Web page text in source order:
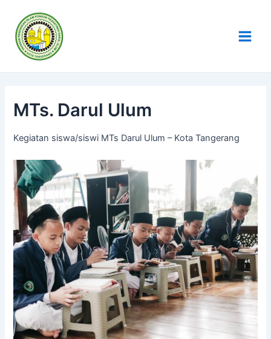
content
MTs. Darul Ulum
Kegiatan siswa/siswi MTs Darul Ulum – Kota Tangerang